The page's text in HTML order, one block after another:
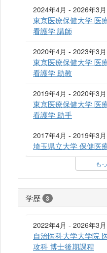
2024年4月 - 2026年3月
東京医療保健大学 医
看護学 講師
2020年4月 - 2023年3月
東京医療保健大学 医
看護学 助教
2019年4月 - 2020年3月
東京医療保健大学 医
看護学 助手
2017年4月 - 2019年3月
埼玉県立大学 保健医
も
学歴 3
2022年4月 - 2026年3月
自治医科大学大学院
攻科 博士後期課程